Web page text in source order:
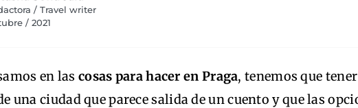
/ Travel writer
/ 2021
en las cosas para hacer en Praga, tenemos que
una ciudad que parece salida de un cuento y que las